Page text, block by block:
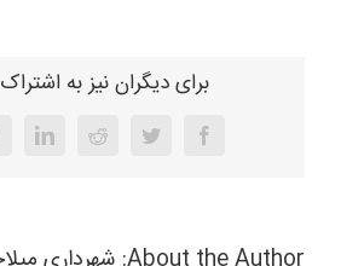
برای دیگران نیز به
Facebook
Twitter
Reddit